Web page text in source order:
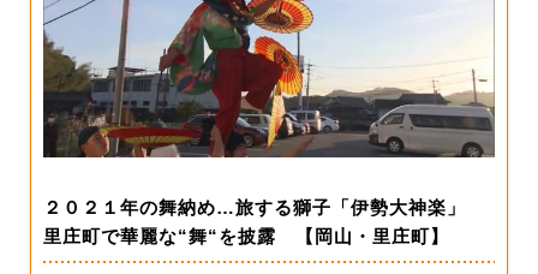
２０２１年の舞納め…旅する獅子「伊勢大神楽」
里庄町で華麗な“舞“を披露 【岡山・里庄町】